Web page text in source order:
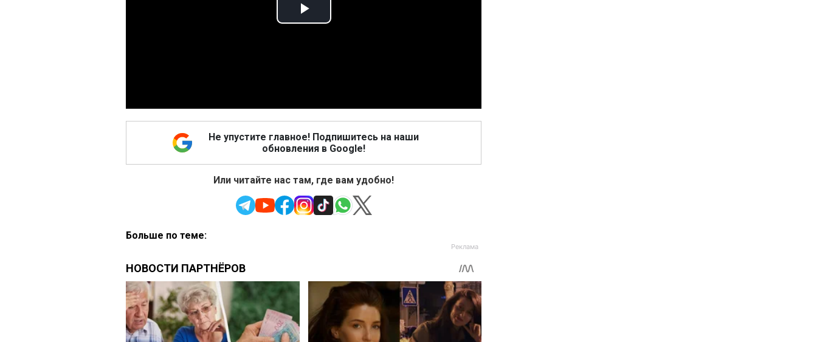
Play
Не упустите главное! Подпишитесь на наши
обновления в Google!
Или читайте нас там, где вам удобно!
Больше по теме: